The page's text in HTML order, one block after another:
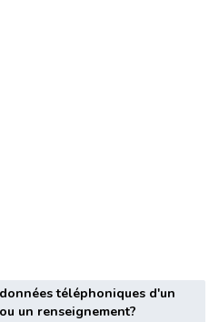
téléphoniques d'un
un renseignement?